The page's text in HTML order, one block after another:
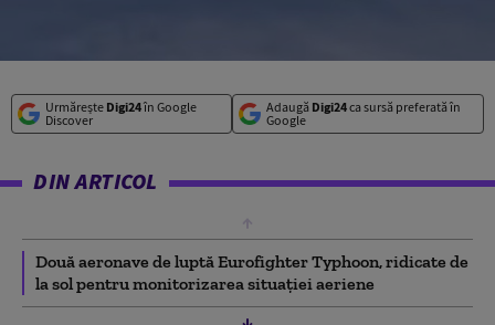
Urmărește Digi24în Google
Discover
Adaugă Digi24ca sursă preferată în
Google
DIN ARTICOL
Două aeronave de luptă Eurofighter Typhoon, ridicate de
la sol pentru monitorizarea situației aeriene